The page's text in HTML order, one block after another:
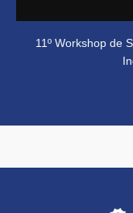
11º Workshop de